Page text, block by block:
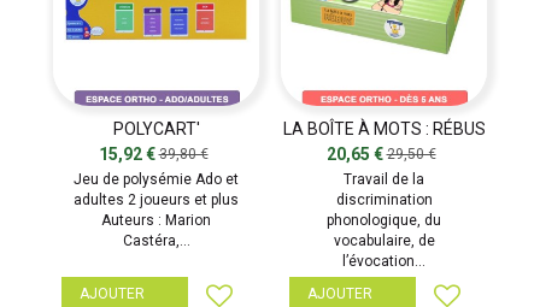
POLYCART'
15,92 €39,80 €
Jeu de polysémie Ado et
adultes 2 joueurs et plus
Auteurs : Marion
Castéra,...
AJOUTER
LA BOÎTE À MOTS : RÉBUS
20,65 €29,50 €
Travail de la
discrimination
phonologique, du
vocabulaire, de
l’évocation...
AJOUTER